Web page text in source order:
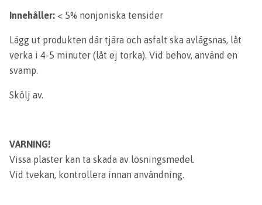
Innehåller: < 5% nonjoniska tensider
Lägg ut produkten där tjära och asfalt ska avlägsnas, låt
verka i 4-5 minuter (låt ej torka). Vid behov, använd en
svamp.
Skölj av.
VARNING!
Vissa plaster kan ta skada av lösningsmedel.
Vid tvekan, kontrollera innan användning.